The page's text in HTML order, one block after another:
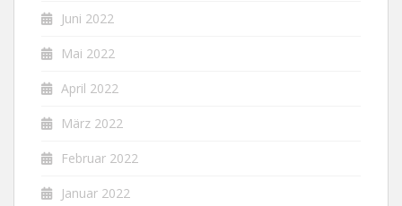
Juni 2022
Mai 2022
April 2022
März 2022
Februar 2022
Januar 2022